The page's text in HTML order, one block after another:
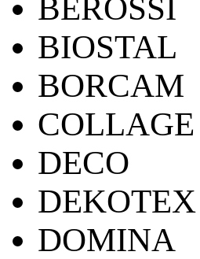
BEROSSI
BIOSTAL
BORCAM
COLLAGE
DECO
DEKOTEX
DOMINA